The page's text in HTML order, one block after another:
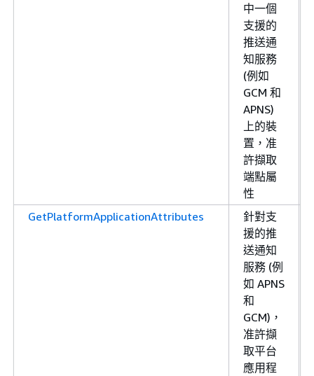
中一個
支援的
推送通
知服務
(例如
GCM 和
APNS)
上的裝
置，准
許擷取
端點屬
性
GetPlatformApplicationAttributes
針對支
援的推
送通知
服務 (例
如 APNS
和
GCM)，
准許擷
取平台
應用程